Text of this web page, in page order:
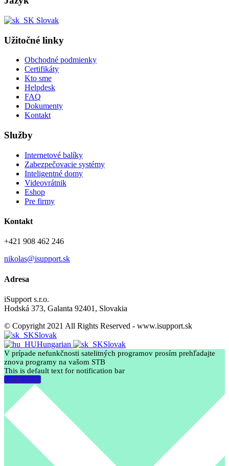
Slovak
Užitočné linky
Obchodné podmienky
Certifikáty
Kto sme
Helpdesk
FAQ
Dokumenty
Kontakt
Služby
Internetové balíky
Zabezpečovacie systémy
Inteligentné domy
Videovrátnik
Eshop
Pre firmy
Kontakt
+421 908 462 246
nikolas@isupport.sk
Adresa
iSupport s.r.o.
Hodská 373, Galanta 92401, Slovakia
© Copyright 2021 All Rights Reserved - www.isupport.sk
Slovak
Hungarian
Slovak
V prípade nefunkčnosti satelitných programov prosím prehľadajte
znova programy na vašom STB
This is default text for notification bar
Learn more